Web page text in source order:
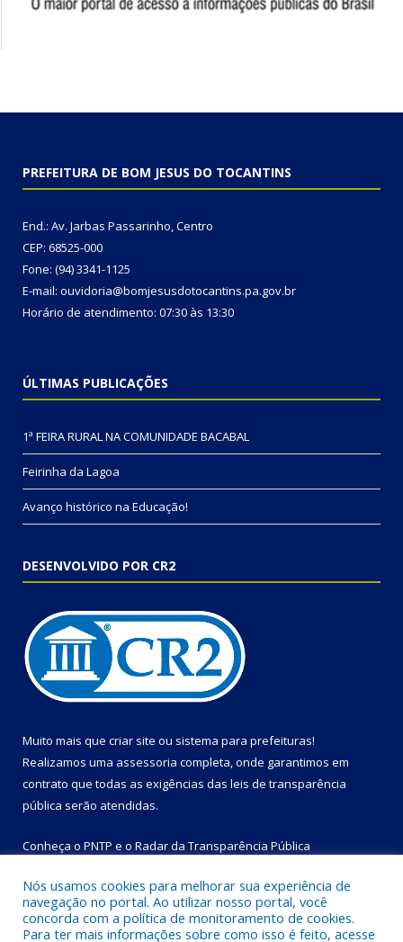
PREFEITURA DE BOM JESUS DO TOCANTINS
End.: Av. Jarbas Passarinho, Centro
CEP: 68525-000
Fone: (94) 3341-1125
E-mail: ouvidoria@bomjesusdotocantins.pa.gov.br
Horário de atendimento: 07:30 às 13:30
ÚLTIMAS PUBLICAÇÕES
1ª FEIRA RURAL NA COMUNIDADE BACABAL
Feirinha da Lagoa
Avanço histórico na Educação!
DESENVOLVIDO POR CR2
Muito mais que criar site ou sistema para prefeituras!
Realizamos uma assessoria completa, onde garantimos em
contrato que todas as exigências das leis de transparência
pública serão atendidas.
Conheça o PNTP e o Radar da Transparência Pública
Nós usamos cookies para melhorar sua experiência de
navegação no portal. Ao utilizar nosso portal, você
concorda com a política de monitoramento de cookies.
Para ter mais informações sobre como isso é feito, acesse